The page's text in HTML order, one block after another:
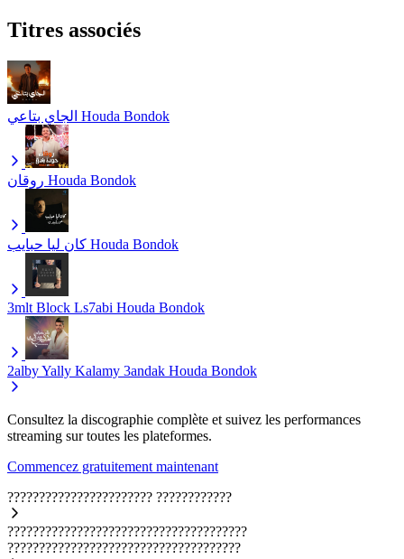
Titres associés
الجاي بتاعي Houda Bondok
روقان Houda Bondok
كان ليا حبايب Houda Bondok
3mlt Block Ls7abi Houda Bondok
2alby Yally Kalamy 3andak Houda Bondok
Consultez la discographie complète et suivez les performances
streaming sur toutes les plateformes.
Commencez gratuitement maintenant
??????????????????????? ????????????
??????????????????????????????????????
?????????????????????????????????????